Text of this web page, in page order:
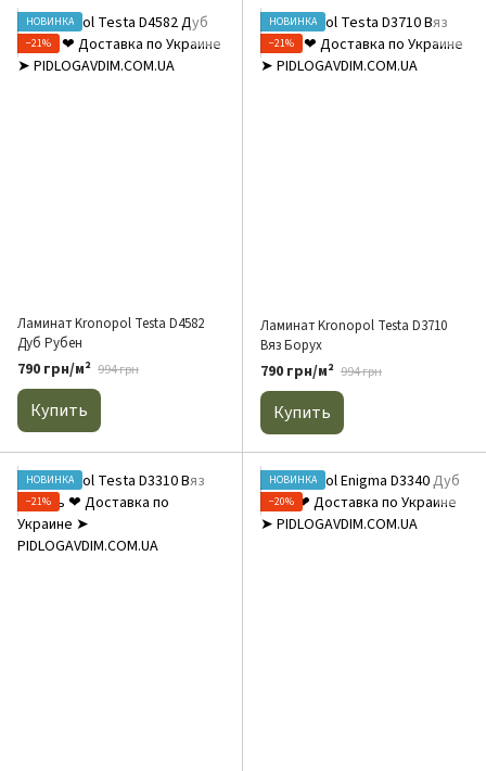
НОВИНКА
−21%
Ламинат Kronopol Testa D4582
Дуб Рубен
790 грн/м² 994 грн
Купить
НОВИНКА
−21%
Ламинат Kronopol Testa D3710
Вяз Борух
790 грн/м² 994 грн
Купить
НОВИНКА
−21%
НОВИНКА
−20%